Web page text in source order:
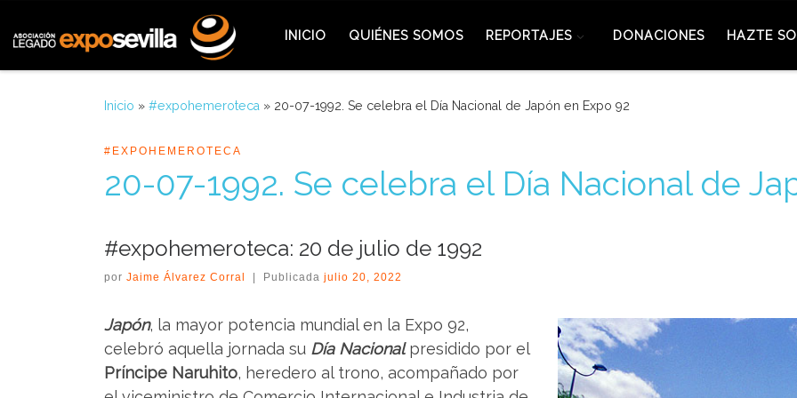
INICIO QUIÉNES SOMOS REPORTAJES DONACIONES HAZTE
Inicio » #expohemeroteca » 20-07-1992. Se celebra el Día Nacional de Japón en Expo 92
#EXPOHEMEROTECA
20-07-1992. Se celebra el Día Nacional de
#expohemeroteca: 20 de julio de 1992
por Jaime Álvarez Corral | Publicada julio 20, 2022
Japón, la mayor potencia mundial en la Expo 92,
celebró aquella jornada su Día Nacional presidido por el
Príncipe Naruhito, heredero al trono, acompañado por